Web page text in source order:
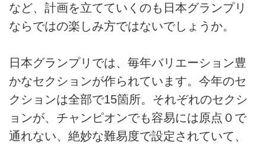
など、計画を立てていくのも日本グランプリ
ならではの楽しみ方ではないでしょうか。
日本グランプリでは、毎年バリエーション豊
かなセクションが作られています。今年のセ
クションは全部で15箇所。それぞれのセクシ
ョンが、チャンピオンでも容易には原点０で
通れない、絶妙な難易度で設定されていて、